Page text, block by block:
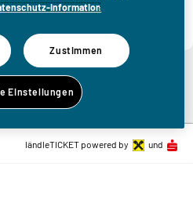
zur Eventliste
ländleTICKET powered by und
Information
Zustimmen
Einstellungen